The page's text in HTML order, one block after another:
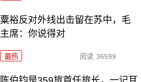
粟裕反对外线出击留在苏中，毛
主席：你说得对
最热 阅读 36599